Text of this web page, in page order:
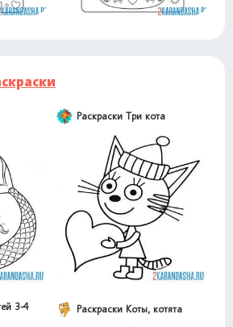
Раскраски Три кота
3-4
Раскраски Коты, котята